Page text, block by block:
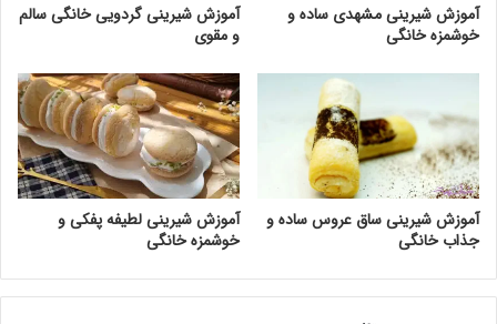
آموزش شیرینی مشهدی ساده و
خوشمزه خانگی
آموزش شیرینی گردویی خانگی سالم
و مقوی
آموزش شیرینی ساق عروس ساده و
جذاب خانگی
آموزش شیرینی لطیفه پفکی و
خوشمزه خانگی